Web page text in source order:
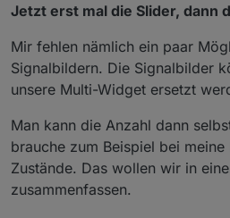
Jetzt erst mal die Slider, dann
Mir fehlen nämlich ein paar
Signalbildern. Die Signalbilder
unsere Multi-Widget ersetzt
Man kann die Anzahl dann
brauche zum Beispiel bei
Zustände. Das wollen wir in
zusammenfassen.